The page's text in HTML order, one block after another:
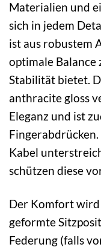
Materialien und
sich in jedem
ist aus robustem
optimale Balance
Stabilität bietet.
anthracite gloss
Eleganz und ist
Kabel
schützen diese
Der Komfort
geformte
Federung (falls